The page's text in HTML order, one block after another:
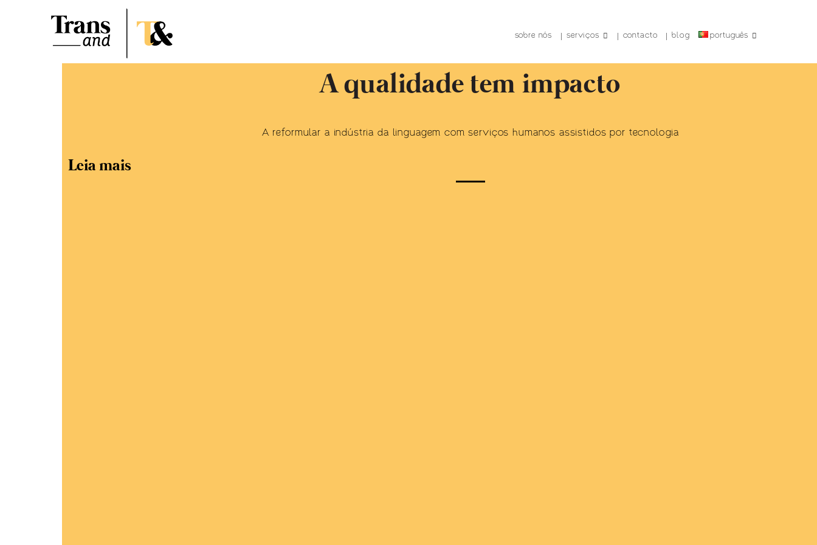
sobre nós serviços contacto blog português
A qualidade tem impacto
A reformular a indústria da linguagem com serviços humanos assistidos por tecnologia
Leia mais